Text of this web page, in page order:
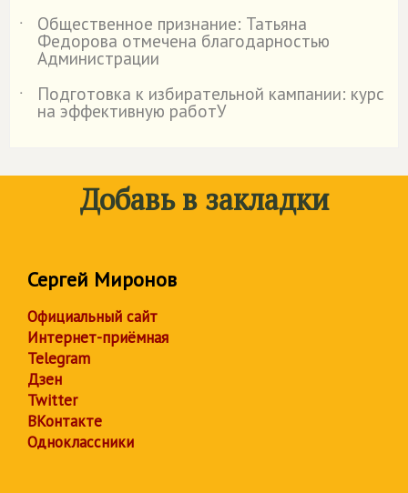
˙
Общественное признание: Татьяна
Федорова отмечена благодарностью
Администрации
˙
Подготовка к избирательной кампании: курс
на эффективную работУ
Добавь в закладки
Сергей Миронов
Официальный сайт
Интернет-приёмная
Telegram
Дзен
Twitter
ВКонтакте
Одноклассники